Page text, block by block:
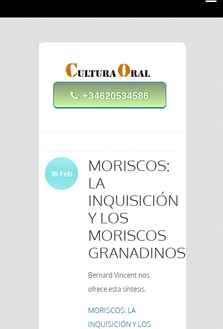
+34620534586
MORISCOS:
LA
INQUISICIÓN
Y LOS
MORISCOS
GRANADINOS
18 Feb
Bernard Vincent nos
ofrece esta síntesis.
MORISCOS: LA
INQUISICIÓN Y LOS